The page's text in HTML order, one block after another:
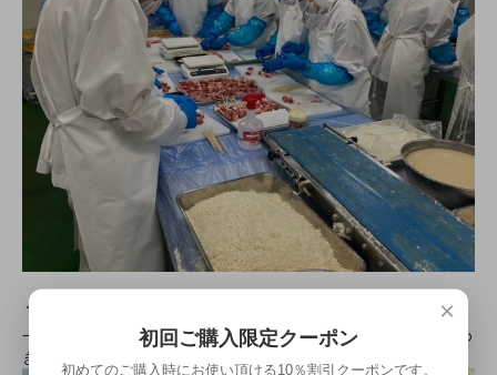
＜2＞京都ぽーく串刺し
一口サイズにカットされた、京都ぽーくを一つずつ串に刺してゆ
きます。
×
初回ご購入限定クーポン
初めてのご購入時にお使い頂ける10％割引クーポンです。